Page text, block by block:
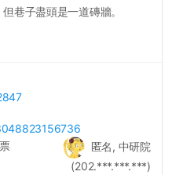
巷子盡頭是一道磚牆。
匿名, 中研院
(202.***.***.***)
票